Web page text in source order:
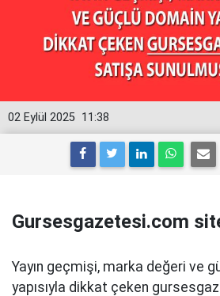
11:38
02 Eylül 2025
Gursesgazetesi.com
Yayın geçmişi, marka değeri ve
yapısıyla dikkat çeken